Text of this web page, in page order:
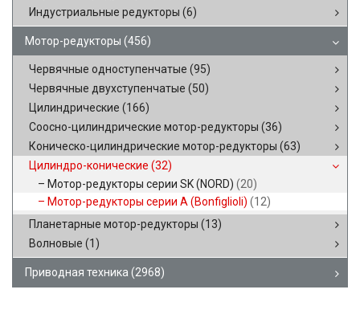
Индустриальные редукторы (6)
Мотор-редукторы (456)
Червячные одноступенчатые (95)
Червячные двухступенчатые (50)
Цилиндрические (166)
Соосно-цилиндрические мотор-редукторы (36)
Коническо-цилиндрические мотор-редукторы (63)
Цилиндро-конические (32)
Мотор-редукторы серии SK (NORD) (20)
Мотор-редукторы серии A (Bonfiglioli) (12)
Планетарные мотор-редукторы (13)
Волновые (1)
Приводная техника (2968)